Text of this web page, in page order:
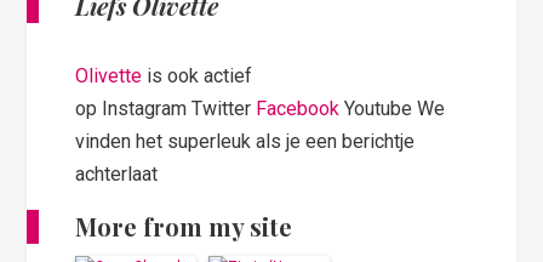
Olivette is ook actief
op Instagram Twitter Facebook Youtube We
vinden het superleuk als je een berichtje
achterlaat
More from my site